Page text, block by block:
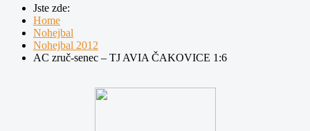
Jste zde:
Home
Nohejbal
Nohejbal 2012
AC zruč-senec – TJ AVIA ČAKOVICE 1:6